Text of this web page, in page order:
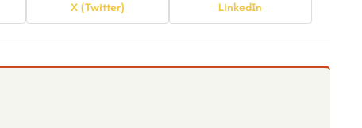
X (Twitter) LinkedIn